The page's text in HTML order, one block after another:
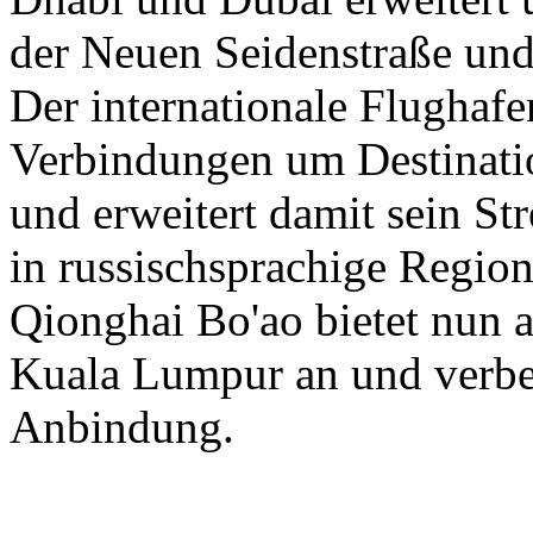
der Neuen Seidenstraße
Der internationale
Verbindungen um
und erweitert damit sein
in russischsprachige
Qionghai Bo'ao bietet nun
Kuala Lumpur an und
Anbindung.